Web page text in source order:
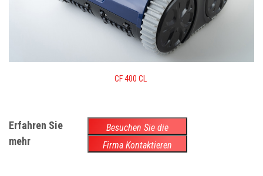
CF 400 CL
Erfahren Sie
mehr
Besuchen Sie die
Website
Firma Kontaktieren